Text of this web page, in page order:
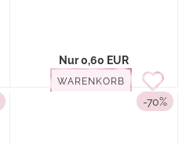
Nur 0,60 EUR
WARENKORB
-70%